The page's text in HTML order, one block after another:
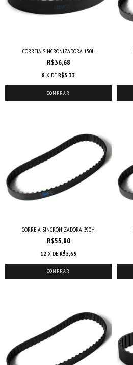
CORREIA SINCRONIZADORA 150L
R$36,68
8 X DE R$5,33
COMPRAR
CORREIA SINCRONIZADORA 390H
R$55,80
12 X DE R$5,65
COMPRAR